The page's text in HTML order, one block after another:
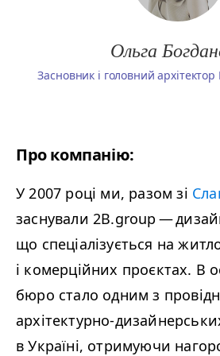
Ольга
Засновник і головний
Про компанію:
У 2007 році ми, разом зі
заснували 2B.group —
що спеціалізується на
і комерційних проєктах. В
бюро стало одним з
архітектурно-
в Україні, отримуючи